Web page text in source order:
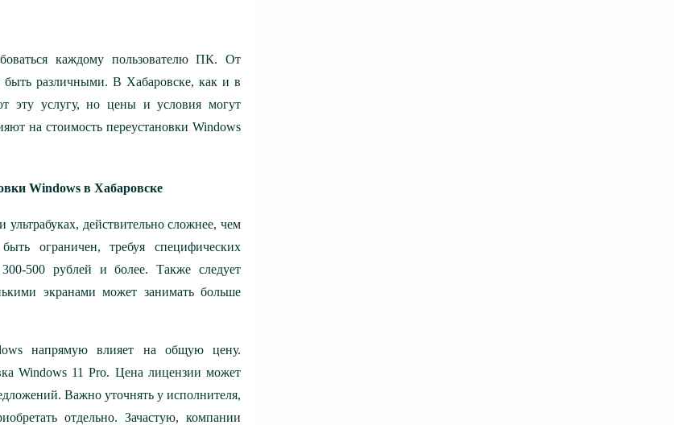
каждому пользователю ПК. От
различными. В Хабаровске, как и в
эту услугу, но цены и условия могут
на стоимость переустановки Windows
Windows в Хабаровске
действительно сложнее, чем
ограничен, требуя специфических
500 рублей и более. Также следует
экранами может занимать больше
напрямую влияет на общую цену.
Windows 11 Pro. Цена лицензии может
Важно уточнять у исполнителя,
отдельно. Зачастую, компании